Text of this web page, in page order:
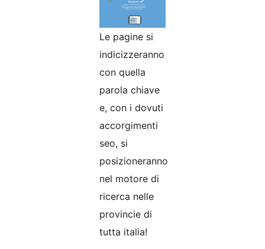
Le pagine si
indicizzeranno
con quella
parola chiave
e, con i dovuti
accorgimenti
seo, si
posizioneranno
nel motore di
ricerca nelle
provincie di
tutta italia!